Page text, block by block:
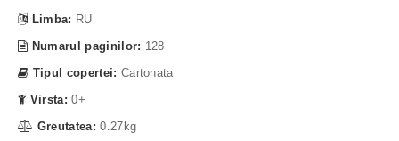
Limba: RU
Numarul paginilor: 128
Tipul copertei: Cartonata
Virsta:0+
Greutatea: 0.27kg